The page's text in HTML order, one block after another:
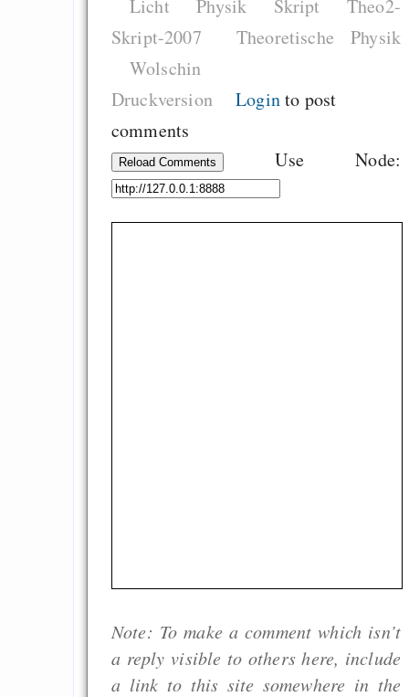
Licht Physik Skript
Theo2-
Skript-2007
Theoretische Physik
Wolschin
Druckversion
Loginto post
comments
Reload Comments Use Node:
Note: To make a comment which isn’t
a reply visible to others here, include
a link to this site somewhere in the
Digitale Euro nur
behauptet
in der EU
Angestellten -- ab
Die Anstalt
Richtige in einer
Welt